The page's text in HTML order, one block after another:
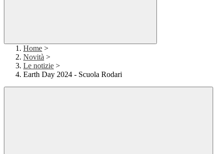
Home >
Novità >
Le notizie >
Earth Day 2024 - Scuola Rodari